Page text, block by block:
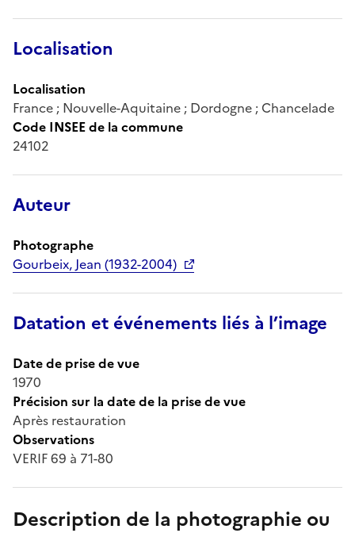
Localisation
Localisation
France ; Nouvelle-Aquitaine ; Dordogne ; Chancelade
Code INSEE de la commune
24102
Auteur
Photographe
Gourbeix, Jean (1932-2004)
Datation et événements liés à l’image
Date de prise de vue
1970
Précision sur la date de la prise de vue
Après restauration
Observations
VERIF 69 à 71-80
Description de la photographie ou